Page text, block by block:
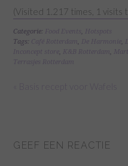
(Visited 1.217 times, 1 visits
Categorie: Food Events, Hotspots
Tags: Café Rotterdam, De Harmonie,
Inconcept store, K&B Rotterdam,
Terrasjes Rotterdam
GEEF EEN REACTIE